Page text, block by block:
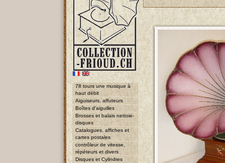
78 tours une musique à
haut débit
Aiguiseurs, affuteurs
Boîtes d'aiguilles
Brosses et balais nettoie-
disques
Catalogues, affiches et
cartes postales
contrôleur de vitesse,
répéteurs et divers
Disques et Cylindres